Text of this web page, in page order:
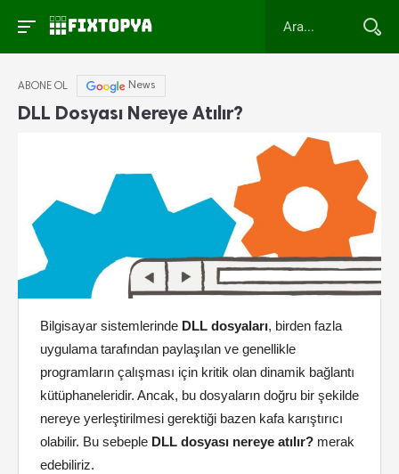
ABONE OL News
DLL Dosyası Nereye Atılır?
Bilgisayar sistemlerinde DLL dosyaları, birden fazla
uygulama tarafından paylaşılan ve genellikle
programların çalışması için kritik olan dinamik bağlantı
kütüphaneleridir. Ancak, bu dosyaların doğru bir şekilde
nereye yerleştirilmesi gerektiği bazen kafa karıştırıcı
olabilir. Bu sebeple DLL dosyası nereye atılır? merak
edebiliriz.